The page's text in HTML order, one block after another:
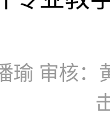
瑜 审核：